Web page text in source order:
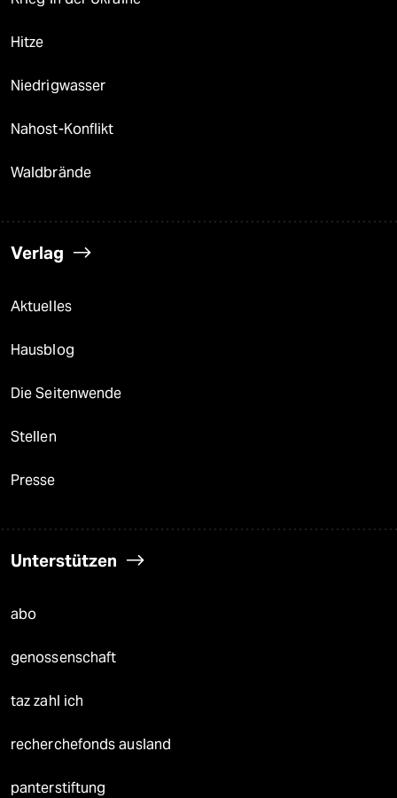
Hitze
Niedrigwasser
Nahost-Konflikt
Waldbrände
Verlag
Aktuelles
Hausblog
Die Seitenwende
Stellen
Presse
Unterstützen
abo
genossenschaft
taz zahl ich
recherchefonds ausland
panterstiftung